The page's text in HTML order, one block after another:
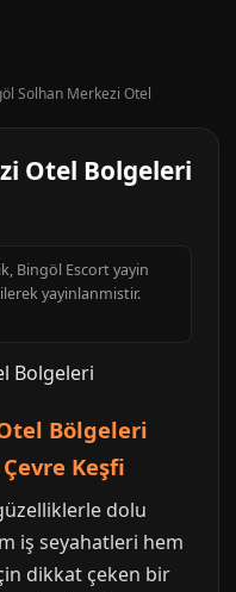
Solhan Merkezi Otel
Otel Bolgeleri
Bingöl Escort yayin
yayinlanmistir.
Bölgeleri
Keşfi
dolu
iş seyahatleri hem
dikkat çeken bir